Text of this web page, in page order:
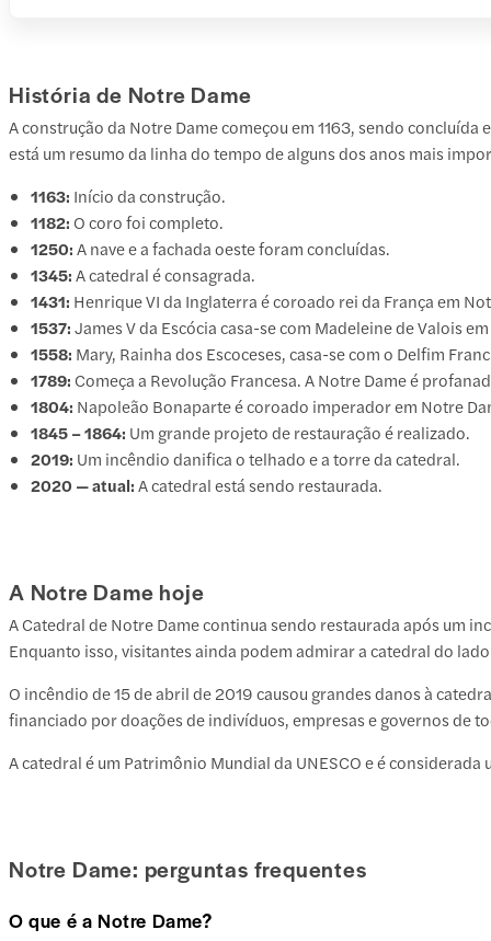
História de Notre Dame
A construção da Notre Dame começou em 1163, sendo
está um resumo da linha do tempo de alguns dos anos mais
1163: Início da construção.
1182: O coro foi completo.
1250:A nave e a fachada oeste foram concluídas.
1345:A catedral é consagrada.
1431: Henrique VI da Inglaterra é coroado rei da França em
1537:James V da Escócia casa-se com Madeleine de Valois
1558: Mary, Rainha dos Escoceses, casa-se com o Delfim
1789: Começa a Revolução Francesa. A Notre Dame é
1804: Napoleão Bonaparte é coroado imperador em Notre
1845 – 1864: Um grande projeto de restauração é realizado.
2019: Um incêndio danifica o telhado e a torre da catedral.
2020 — atual:A catedral está sendo restaurada.
A Notre Dame hoje
A Catedral de Notre Dame continua sendo restaurada após um
Enquanto isso, visitantes ainda podem admirar a catedral do
O incêndio de 15 de abril de 2019 causou grandes danos à
financiado por doações de indivíduos, empresas e governos de
A catedral é um Patrimônio Mundial da UNESCO e é
Notre Dame: perguntas frequentes
O que é a Notre Dame?